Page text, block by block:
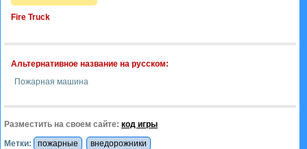
Fire Truck
Альтернативное название на русском:
Пожарная машина
Разместить на своем сайте: код игры
Метки:
пожарные внедорожники